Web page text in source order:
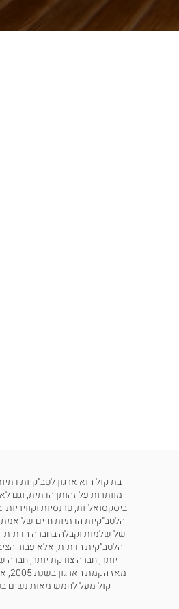
בת קול הוא ארגון לטב"קיות
מוותרות על זהותן הדתית, וגם
ביסקסואליות, טרנסיות
הלטב"קיות הדתיות חיים של אמת
של שלמות וקבלה בחברה הדתית.
הלטב"קית הדתית, אלא עבור
יותר, חברה צודקת יותר,
קול מעל לחמש מאות נשים